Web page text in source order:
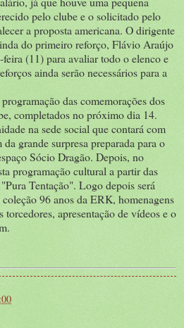
pelo clube e o solicitado pelo
a proposta americana. O dirigente
do primeiro reforço, Flávio Araújo
(11) para avaliar todo o elenco e
ainda serão necessários para a
das comemorações dos
completados no próximo dia 14.
na sede social que contará com
grande surpresa preparada para o
Sócio Dragão. Depois, no
programação cultural a partir das
Tentação". Logo depois será
96 anos da ERK, homenagens
torcedores, apresentação de vídeos e o